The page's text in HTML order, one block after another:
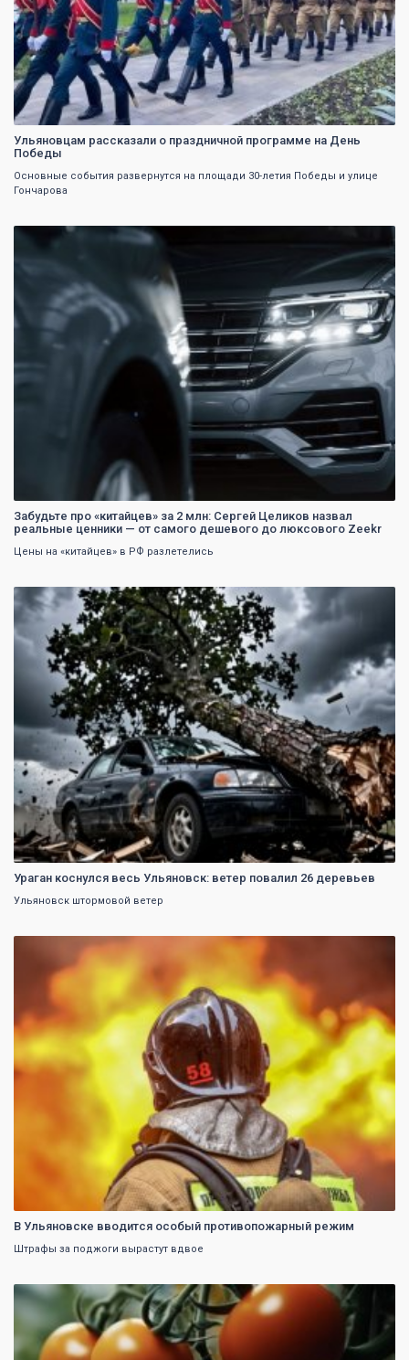
Ульяновцам рассказали о праздничной программе на День
Победы
Основные события развернутся на площади 30-летия Победы и улице
Гончарова
Забудьте про «китайцев» за 2 млн: Сергей Целиков назвал
реальные ценники — от самого дешевого до люксового Zeekr
Цены на «китайцев» в РФ разлетелись
Ураган коснулся весь Ульяновск: ветер повалил 26 деревьев
Ульяновск штормовой ветер
В Ульяновске вводится особый противопожарный режим
Штрафы за поджоги вырастут вдвое